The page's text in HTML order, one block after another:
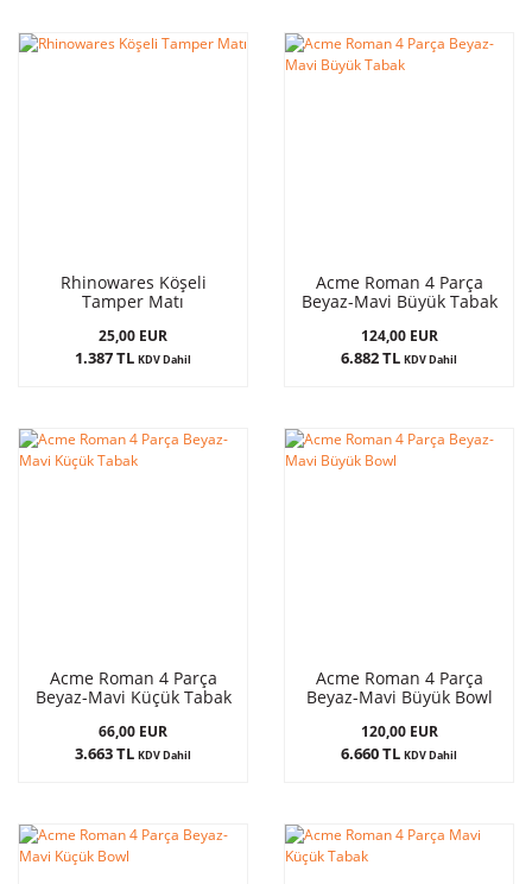
Rhinowares Köşeli
Tamper Matı
25,00 EUR
1.387 TL KDV Dahil
Acme Roman 4 Parça
Beyaz-Mavi Büyük Tabak
124,00 EUR
6.882 TL KDV Dahil
Acme Roman 4 Parça
Beyaz-Mavi Küçük Tabak
66,00 EUR
3.663 TL KDV Dahil
Acme Roman 4 Parça
Beyaz-Mavi Büyük Bowl
120,00 EUR
6.660 TL KDV Dahil